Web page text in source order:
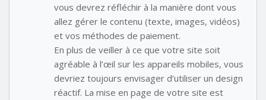
vous devrez réfléchir à la manière dont vous
allez gérer le contenu (texte, images, vidéos)
et vos méthodes de paiement.
En plus de veiller à ce que votre site soit
agréable à l’œil sur les appareils mobiles, vous
devriez toujours envisager d’utiliser un design
réactif. La mise en page de votre site est